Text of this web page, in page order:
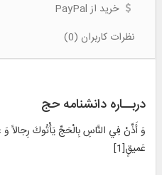
خرید از PayPal
نظرات کاربران (0)
دربــاره دانشنامه حج
وَ أَذِّنْ فِي النَّاسِ بِالْحَجِّ يَأْتُوكَ
عَميقٍ[1]